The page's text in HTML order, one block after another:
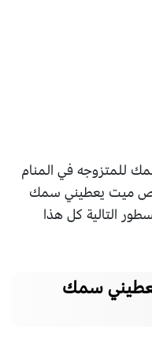
في المنام
ميت يعطيني سمك
التالية كل هذا
سمك